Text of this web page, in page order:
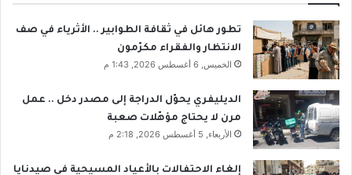
تطور هائل في ثقافة الطوابير .. الأثرياء في صف
الانتظار والفقراء مكرّمون
الخميس, 6 أغسطس 2026, 1:43 م
الديليفري يحوّل الدراجة إلى مصدر دخل .. عمل
مرن لا يحتاج مؤهّلات صعبة
الأربعاء, 5 أغسطس 2026, 2:18 م
إلغاء الاحتفالات بالأعياد المسيحية في صيدنايا